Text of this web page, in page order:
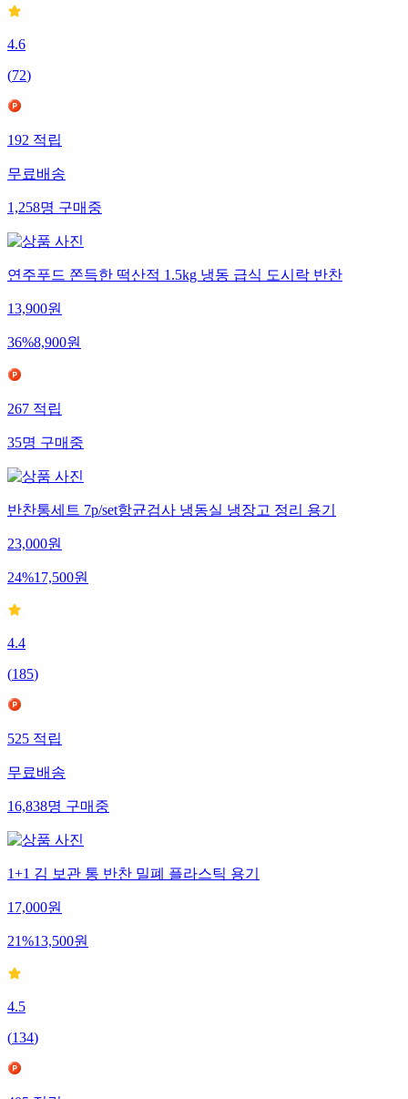
4.6
(72)
192적립
무료배송
1,258명구매중
연주푸드 쫀득한 떡산적 1.5kg 냉동 급식 도시락 반찬
13,900원
36%8,900원
267적립
35명구매중
반찬통세트 7p/set항균검사 냉동실 냉장고 정리 용기
23,000원
24%17,500원
4.4
(185)
525적립
무료배송
16,838명구매중
1+1 김 보관 통 반찬 밀폐 플라스틱 용기
17,000원
21%13,500원
4.5
(134)